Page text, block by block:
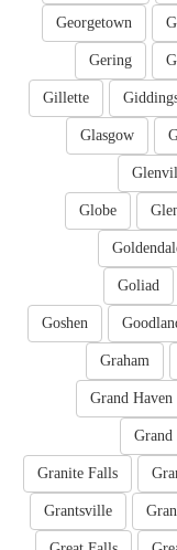
Georgetown
Gering
Gillette
Glasgow
Globe
Goliad
Goshen
Graham
Grand Haven
Grand
Granite Falls
Grantsville